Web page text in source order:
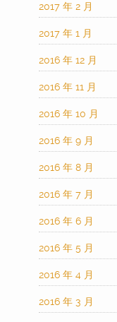
2017 年 2 月
2017 年 1 月
2016 年 12 月
2016 年 11 月
2016 年 10 月
2016 年 9 月
2016 年 8 月
2016 年 7 月
2016 年 6 月
2016 年 5 月
2016 年 4 月
2016 年 3 月